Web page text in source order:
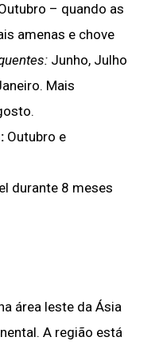
– quando as
amenas e chove
Junho, Julho
Mais
Outubro e
durante 8 meses
área leste da Ásia
A região está